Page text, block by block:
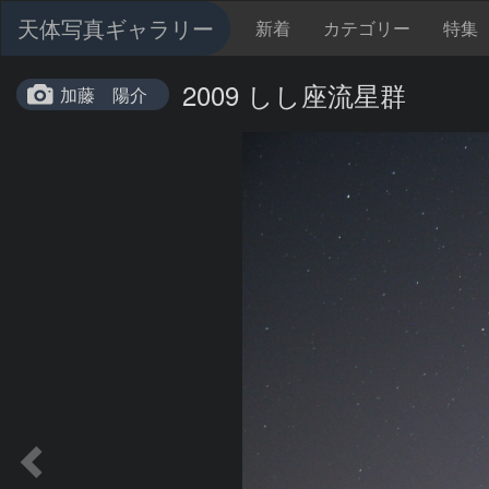
天体写真ギャラリー 新着 カテゴリー 特集
加藤 陽介 2009 しし座流星群